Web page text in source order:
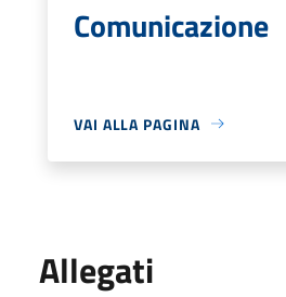
Comunicazione
VAI ALLA PAGINA
Allegati